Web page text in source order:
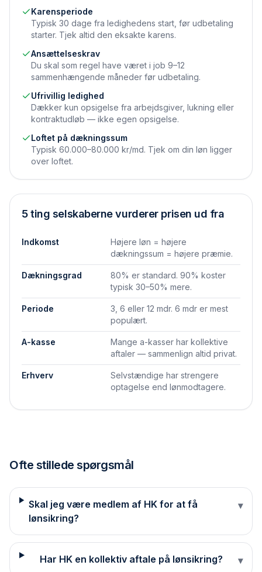
Karensperiode
Typisk 30 dage fra ledighedens start, før udbetaling
starter. Tjek altid den eksakte karens.
Ansættelseskrav
Du skal som regel have været i job 9–12
sammenhængende måneder før udbetaling.
Ufrivillig ledighed
Dækker kun opsigelse fra arbejdsgiver, lukning eller
kontraktudløb — ikke egen opsigelse.
Loftet på dækningssum
Typisk 60.000–80.000 kr/md. Tjek om din løn ligger
over loftet.
5 ting selskaberne vurderer prisen ud fra
Indkomst
Højere løn = højere
dækningssum = højere præmie.
Dækningsgrad
80% er standard. 90% koster
typisk 30–50% mere.
Periode
3, 6 eller 12 mdr. 6 mdr er mest
populært.
A-kasse
Mange a-kasser har kollektive
aftaler — sammenlign altid privat.
Erhverv
Selvstændige har strengere
optagelse end lønmodtagere.
Ofte stillede spørgsmål
Skal jeg være medlem af HK for at få
lønsikring?
▾
Har HK en kollektiv aftale på lønsikring? ▾